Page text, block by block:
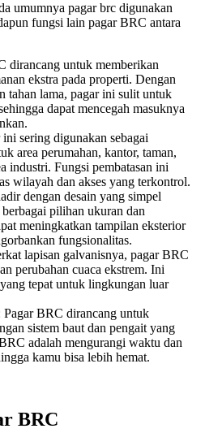
umumnya pagar brc digunakan
fungsi lain pagar BRC antara
dirancang untuk memberikan
ekstra pada properti. Dengan
tahan lama, pagar ini sulit untuk
dapat mencegah masuknya
ini sering digunakan sebagai
area perumahan, kantor, taman,
industri. Fungsi pembatasan ini
wilayah dan akses yang terkontrol.
dengan desain yang simpel
pilihan ukuran dan
meningkatkan tampilan eksterior
fungsionalitas.
lapisan galvanisnya, pagar BRC
perubahan cuaca ekstrem. Ini
tepat untuk lingkungan luar
Pagar BRC dirancang untuk
sistem baut dan pengait yang
adalah mengurangi waktu dan
kamu bisa lebih hemat.
BRC